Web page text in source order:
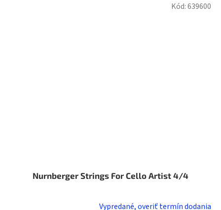
Nurnberger Strings For Cello Artist 4/4
Vypredané, overiť termín dodania
Kód:639600